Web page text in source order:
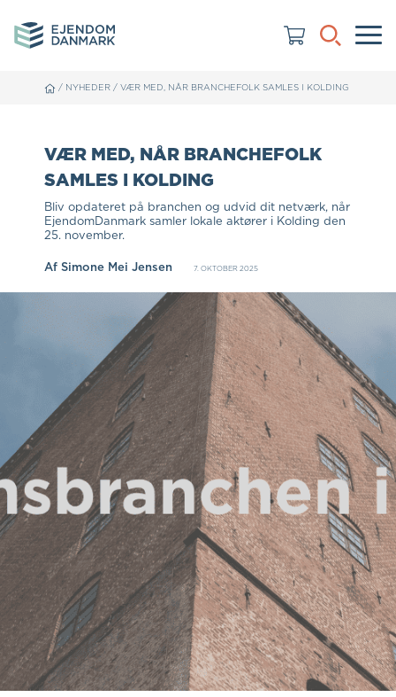
/ NYHEDER / VÆR MED, NÅR BRANCHEFOLK SAMLES I KOLDING
VÆR MED, NÅR BRANCHEFOLK
SAMLES I KOLDING
Bliv opdateret på branchen og udvid dit netværk, når
EjendomDanmark samler lokale aktører i Kolding den
25. november.
Af Simone Mei Jensen 7. OKTOBER 2025